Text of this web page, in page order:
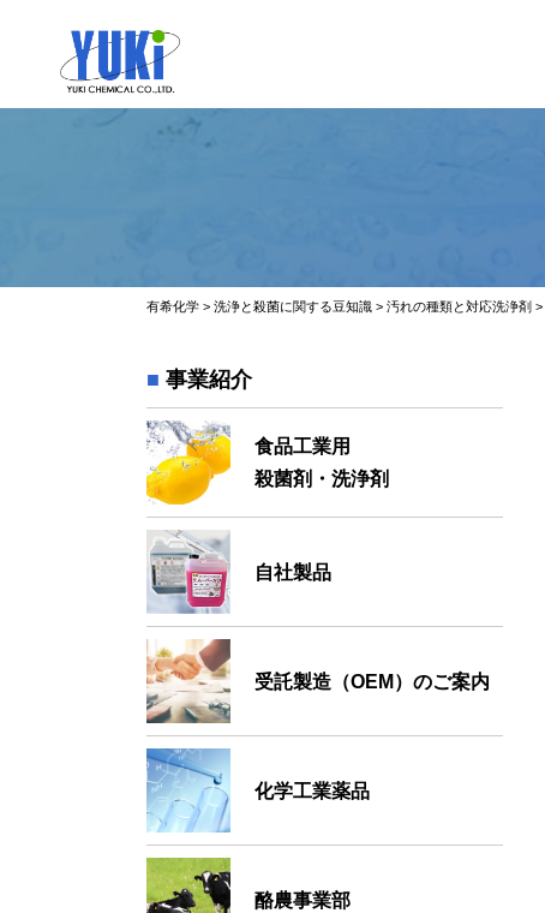
有希化学 > 洗浄と殺菌に関する豆知識 > 汚れの種類と対応洗浄剤 >
事業紹介
食品工業用
殺菌剤・洗浄剤
自社製品
受託製造（OEM）のご案内
化学工業薬品
酪農事業部